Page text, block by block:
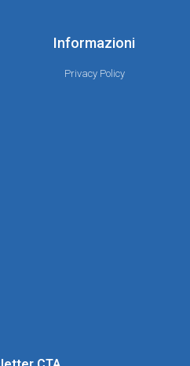
Informazioni
Privacy Policy